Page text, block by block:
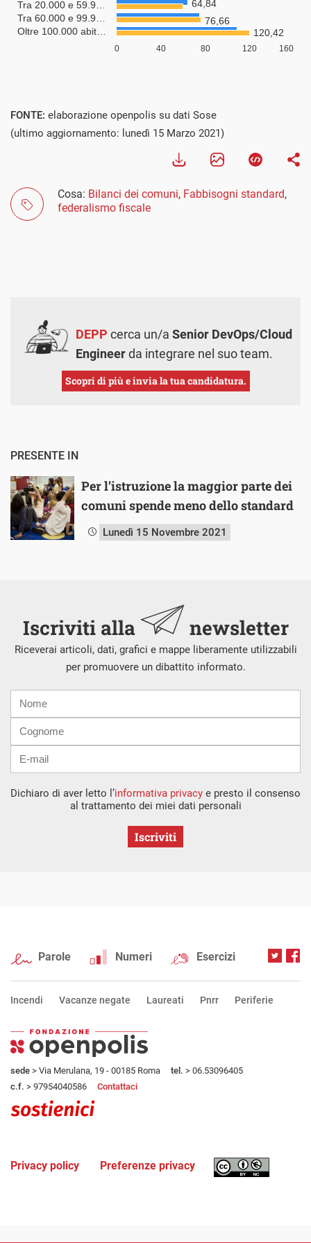
FONTE: elaborazione openpolis su dati Sose
(ultimo aggiornamento: lunedì 15 Marzo 2021)
Cosa: Bilanci dei comuni, Fabbisogni standard,
federalismo fiscale
DEPP cerca un/a Senior DevOps/Cloud
Engineerda integrare nel suo team.
Scopri di più e invia la tua candidatura.
PRESENTE IN
Per l’istruzione la maggior parte dei
comuni spende meno dello standard
Lunedì 15 Novembre 2021
Iscriviti alla newsletter
Riceverai articoli, dati, grafici e mappe liberamente utilizzabili
per promuovere un dibattito informato.
mail
Dichiaro di aver letto l’informativa privacy e presto il consenso
al trattamento dei miei dati personali
Iscriviti
Parole Numeri Esercizi
Incendi Vacanze negate Laureati Pnrr Periferie
sede > Via Merulana, 19 - 00185 Roma tel. > 06.53096405
c.f. > 97954040586 Contattaci
Privacy policy Preferenze privacy